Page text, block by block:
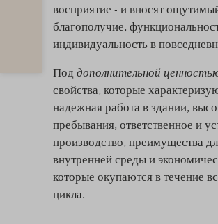
восприятие - и вносят
благополучие,
индивидуальность в
Под дополнительной
свойства, которые
надежная работа в здании,
пребывания, ответственное и
производство, преимущества
внутренней среды и
которые окупаются в течение
цикла.